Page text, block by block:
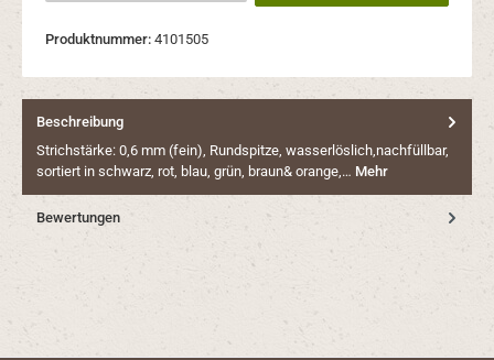
Produktnummer: 4101505
Beschreibung
Strichstärke: 0,6 mm (fein), Rundspitze, wasserlöslich,nachfüllbar,
sortiert in schwarz, rot, blau, grün, braun& orange,… Mehr
Bewertungen